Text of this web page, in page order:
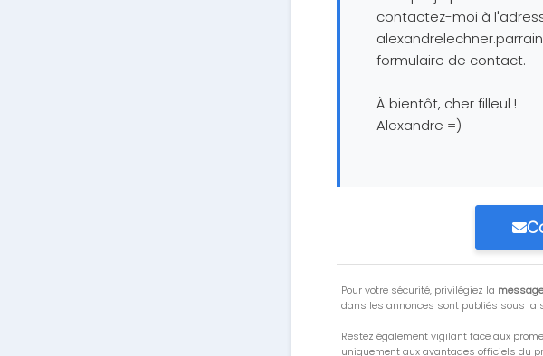
contactez-moi à
formulaire de contact.
À bientôt, cher filleul !
Alexandre =)
Pour votre sécurité, privilégiez la
dans les annonces sont publiés sous la
Restez également vigilant face aux
uniquement aux avantages officiels du